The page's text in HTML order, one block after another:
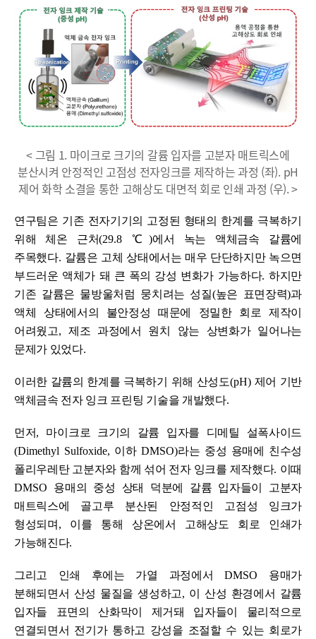
< 그림 1. 마이크로 크기의 갈륨 입자를 고분자 매트릭스에
분산시켜 안정적인 고점성 전자잉크를 제작하는 과정 (좌). pH
제어 화학 소결을 통한 고해상도 대면적 회로 인쇄 과정 (우). >
연구팀은 기존 전자기기의 고정된 형태의 한계를 극복하기
위해 체온 근처(29.8 ℃)에서 녹는 액체금속 갈륨에
주목했다. 갈륨은 고체 상태에서는 매우 단단하지만 녹으면
부드러운 액체가 돼 큰 폭의 강성 변화가 가능하다. 하지만
기존 갈륨은 물방울처럼 뭉치려는 성질(높은 표면장력)과
액체 상태에서의 불안정성 때문에 정밀한 회로 제작이
어려웠고, 제조 과정에서 원치 않는 상변화가 일어나는
문제가 있었다.
이러한 갈륨의 한계를 극복하기 위해 산성도(pH) 제어 기반
액체금속 전자 잉크 프린팅 기술을 개발했다.
먼저, 마이크로 크기의 갈륨 입자를 디메틸 설폭사이드
(Dimethyl Sulfoxide, 이하DMSO)라는 중성 용매에 친수성
폴리우레탄 고분자와 함께 섞어 전자 잉크를 제작했다. 이때
DMSO 용매의 중성 상태 덕분에 갈륨 입자들이 고분자
매트릭스에 골고루 분산된 안정적인 고점성 잉크가
형성되며 , 이를 통해 상온에서 고해상도 회로 인쇄가
가능해진다.
그리고 인쇄 후에는 가열 과정에서 DMSO 용매가
분해되면서 산성 물질을 생성하고, 이 산성 환경에서 갈륨
입자들 표면의 산화막이 제거돼 입자들이 물리적으로
연결되면서 전기가 통하고 강성을 조절할 수 있는 회로가